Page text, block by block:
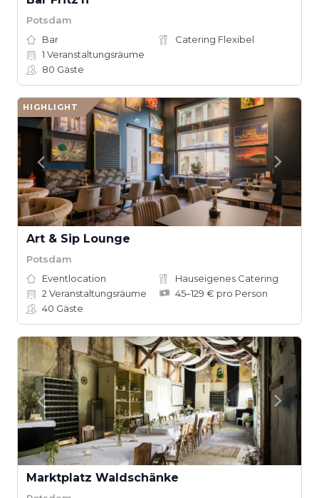
Potsdam
Bar
Catering Flexibel
1 Veranstaltungsräume
80 Gäste
HIGHLIGHT
Art & Sip Lounge
Potsdam
Eventlocation
Hauseigenes Catering
2 Veranstaltungsräume
45–129 € pro Person
40 Gäste
Marktplatz Waldschänke